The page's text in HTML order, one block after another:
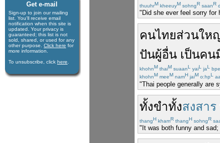
Get e-mail
Sign-up to join our mail­ing
list. You'll receive e­mail
notification when this site is
updated. Your privacy is
guaran­teed; this list is not
sold, shared, or used for any
other purpose. Click here for
more infor­mation.
To unsubscribe, click here
thuuhrM kheeuyM sohngR saanR
"Did she ever feel sorry for
คนไทยส่วนให
ปันผู้อื่น เป็นคน
khohnM thaiM suaanL yaiL jaL
khohnM meeM namH jaiM o:hpL
"Thai people generally are
ทั้งขำทั้งสงสาร
thangH khamR thangH sohngR
"It was both funny and